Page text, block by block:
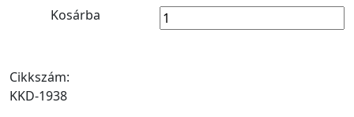
Kosárba
Cikkszám:
KKD-1938